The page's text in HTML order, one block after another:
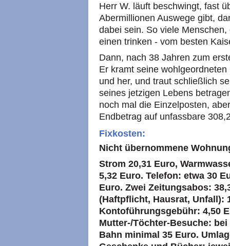
Herr W. läuft beschwingt, fast
Abermillionen Auswege gibt,
dabei sein. So viele
einen trinken - vom besten
Dann, nach 38 Jahren zum
Er kramt seine
und her, und traut schließlich
seines jetzigen Lebens
noch mal die Einzelposten,
Endbetrag auf unfassbare
Fixkosten:
Nicht übernommene
Strom 20,31 Euro,
5,32 Euro. Telefon: etwa 30
Euro. Zwei Zeitungsabos:
(Haftpflicht, Hausrat, Unfall):
Kontoführungsgebühr: 4,50
Mutter-/Töchter-Besuche:
Bahn minimal 35 Euro.